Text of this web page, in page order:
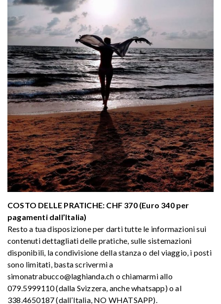
COSTO DELLE PRATICHE: CHF 370 (Euro 340 per
pagamenti dall’Italia)
Resto a tua disposizione per darti tutte le informazioni sui
contenuti dettagliati delle pratiche, sulle sistemazioni
disponibili, la condivisione della stanza o del viaggio, i posti
sono limitati, basta scrivermi a
simonatrabucco@laghianda.ch o chiamarmi allo
079.5999110 (dalla Svizzera, anche whatsapp) o al
338.4650187 (dall’Italia, NO WHATSAPP).